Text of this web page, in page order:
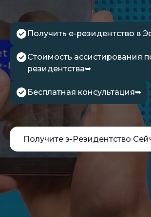
Получить е-резидентство в
Стоимость ассистирования
резидентства➥
Бесплатная консультация➥
Получите э-Резидентство